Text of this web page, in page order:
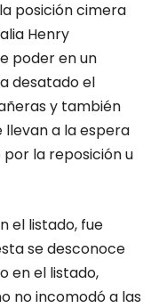
posición cimera
Henry
poder en un
desatado el
y también
llevan a la espera
la reposición u
el listado, fue
se desconoce
en el listado,
no incomodó a las